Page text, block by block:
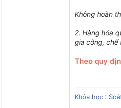
Không hoàn
2. Hàng hóa
gia công, chế
Theo quy
Khóa học :